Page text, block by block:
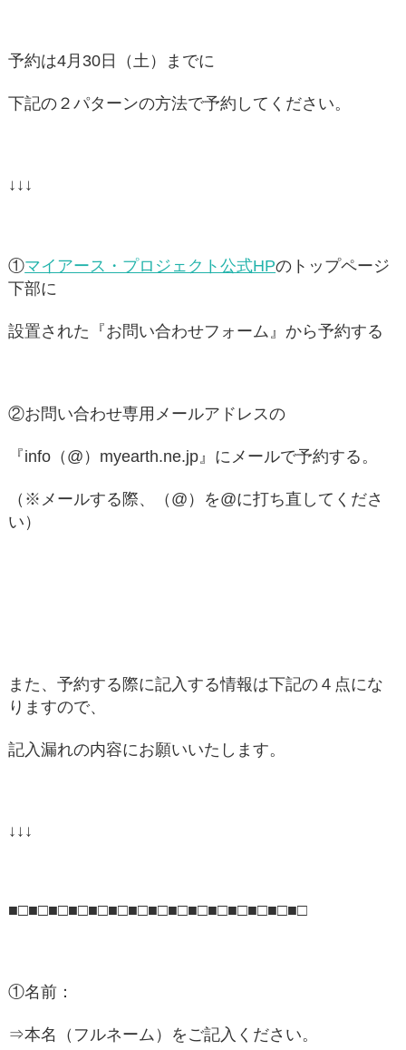
予約は4月30日（土）までに
下記の２パターンの方法で予約してください。
↓↓↓
①マイアース・プロジェクト公式HPのトップページ
下部に
設置された『お問い合わせフォーム』から予約する
②お問い合わせ専用メールアドレスの
『info（@）myearth.ne.jp』にメールで予約する。
（※メールする際、（@）を@に打ち直してくださ
い）
また、予約する際に記入する情報は下記の４点にな
りますので、
記入漏れの内容にお願いいたします。
↓↓↓
■□■□■□■□■□■□■□■□■□■□■□■□■□■□■□
①名前：
⇒本名（フルネーム）をご記入ください。